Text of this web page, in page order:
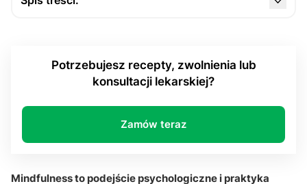
W jaki sposób mindfulness poprawia koncentrację i
regulację emocji?
Potrzebujesz recepty, zwolnienia lub
konsultacji lekarskiej?
Zamów teraz
Mindfulness to podejście psychologiczne i praktyka